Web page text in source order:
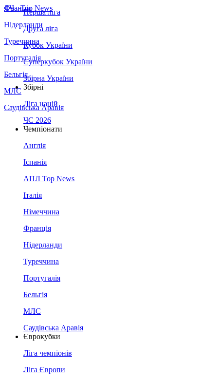
Франція
Нідерланди
Туреччина
Португалія
Бельгія
МЛС
Саудівська Аравія
ЛЧ - Top News
Перша ліга
Друга ліга
Кубок України
Суперкубок України
Збірна України
Збірні
Ліга націй
ЧС 2026
Чемпіонати
Англія
Іспанія
АПЛ Top News
Італія
Німеччина
Франція
Нідерланди
Туреччина
Португалія
Бельгія
МЛС
Саудівська Аравія
Єврокубки
Ліга чемпіонів
Ліга Європи